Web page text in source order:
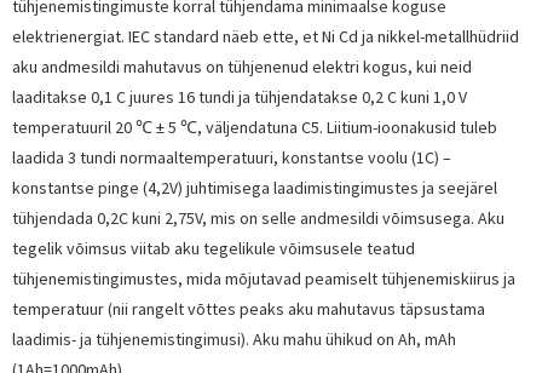
tühjenemistingimuste korral tühjendama minimaalse koguse
elektrienergiat. IEC standard näeb ette, et Ni Cd ja nikkel-metallhüdriid
aku andmesildi mahutavus on tühjenenud elektri kogus, kui neid
laaditakse 0,1 C juures 16 tundi ja tühjendatakse 0,2 C kuni 1,0 V
temperatuuril 20 ℃ ± 5 ℃, väljendatuna C5. Liitium-ioonakusid tuleb
laadida 3 tundi normaaltemperatuuri, konstantse voolu (1C) –
konstantse pinge (4,2V) juhtimisega laadimistingimustes ja seejärel
tühjendada 0,2C kuni 2,75V, mis on selle andmesildi võimsusega. Aku
tegelik võimsus viitab aku tegelikule võimsusele teatud
tühjenemistingimustes, mida mõjutavad peamiselt tühjenemiskiirus ja
temperatuur (nii rangelt võttes peaks aku mahutavus täpsustama
laadimis- ja tühjenemistingimusi). Aku mahu ühikud on Ah, mAh